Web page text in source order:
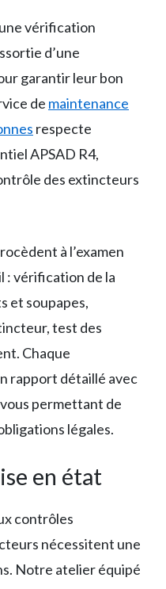
vérification
d’une
garantir leur bon
de maintenance
respecte
APSAD R4,
des extincteurs
à l’examen
: vérification de la
et soupapes,
test des
Chaque
rapport détaillé avec
permettant de
légales.
en état
contrôles
nécessitent une
Notre atelier équipé